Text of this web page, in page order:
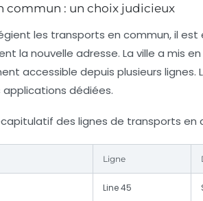
commun : un choix judicieux
les transports en commun, il
la nouvelle adresse. La ville a mis
accessible depuis plusieurs lignes.
applications dédiées.
des lignes de transports en
Ligne
Line 45